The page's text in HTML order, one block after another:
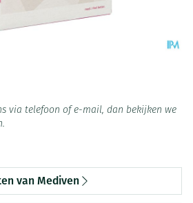
via telefoon of e-mail, dan bekijken we
van Mediven